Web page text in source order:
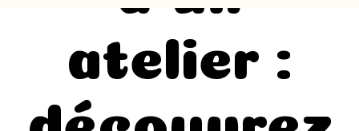
atelier :
découvrez